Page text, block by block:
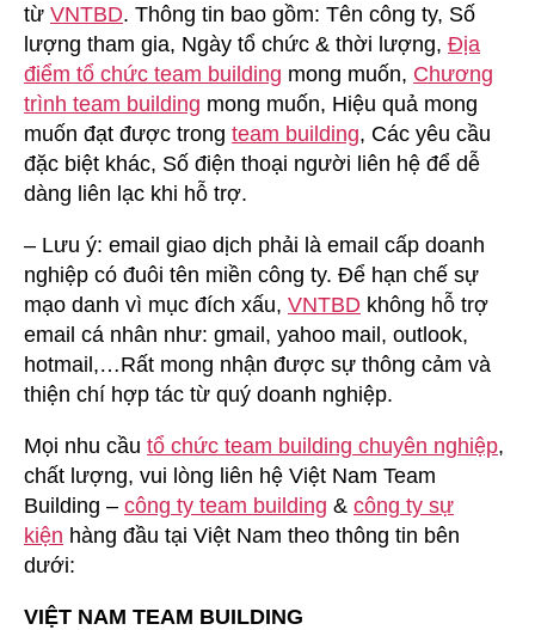
từ VNTBD. Thông tin bao gồm: Tên công ty, Số
lượng tham gia, Ngày tổ chức & thời lượng, Địa
điểm tổ chức team building mong muốn, Chương
trình team building mong muốn, Hiệu quả mong
muốn đạt được trong team building, Các yêu cầu
đặc biệt khác, Số điện thoại người liên hệ để dễ
dàng liên lạc khi hỗ trợ.
– Lưu ý: email giao dịch phải là email cấp doanh
nghiệp có đuôi tên miền công ty. Để hạn chế sự
mạo danh vì mục đích xấu, VNTBD không hỗ trợ
email cá nhân như: gmail, yahoo mail, outlook,
hotmail,…Rất mong nhận được sự thông cảm và
thiện chí hợp tác từ quý doanh nghiệp.
Mọi nhu cầu tổ chức team building chuyên nghiệp,
chất lượng, vui lòng liên hệ Việt Nam Team
Building – công ty team building & công ty sự
kiện hàng đầu tại Việt Nam theo thông tin bên
dưới:
VIỆT NAM TEAM BUILDING